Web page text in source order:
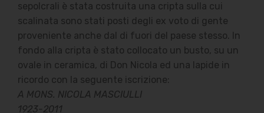
sepolcrali è stata costruita una cripta sulla cui
scalinata sono stati posti degli ex voto di gente
proveniente anche dal di fuori del paese stesso. In
fondo alla cripta è stato collocato un busto, su un
ovale in ceramica, di Don Nicola ed una lapide in
ricordo con la seguente iscrizione:
A MONS. NICOLA MASCIULLI
1923-2011